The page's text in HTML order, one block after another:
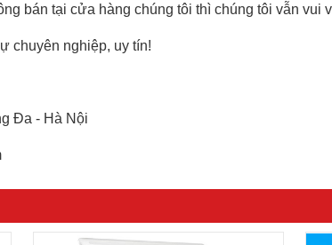
bán tại cửa hàng chúng tôi thì chúng tôi vẫn vui
chuyên nghiệp, uy tín!
Đa - Hà Nội